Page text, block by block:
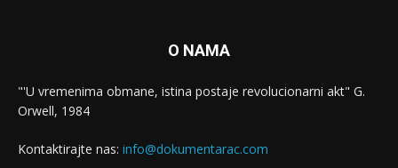
O NAMA
"'U vremenima obmane, istina postaje revolucionarni akt" G.
Orwell, 1984
Kontaktirajte nas: info@dokumentarac.com